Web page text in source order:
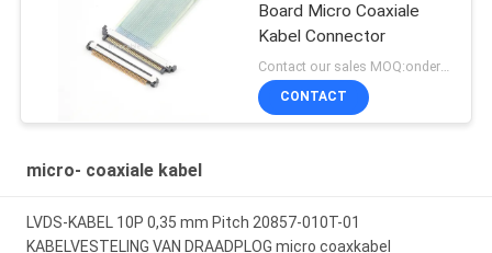
Board Micro Coaxiale
Kabel Connector
CONTACT
micro- coaxiale kabel
LVDS-KABEL 10P 0,35 mm Pitch 20857-010T-01
KABELVESTELING VAN DRAADPLOG micro coaxkabel